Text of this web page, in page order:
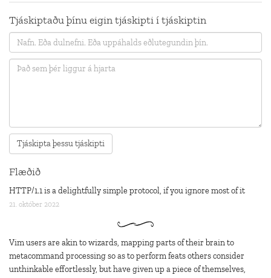
Tjáskiptaðu þínu eigin tjáskipti í tjáskiptin
Flæðið
HTTP/1.1 is a delightfully simple protocol, if you ignore most of it
21. október 2022
Vim users are akin to wizards, mapping parts of their brain to
metacommand processing so as to perform feats others consider
unthinkable effortlessly, but have given up a piece of themselves,